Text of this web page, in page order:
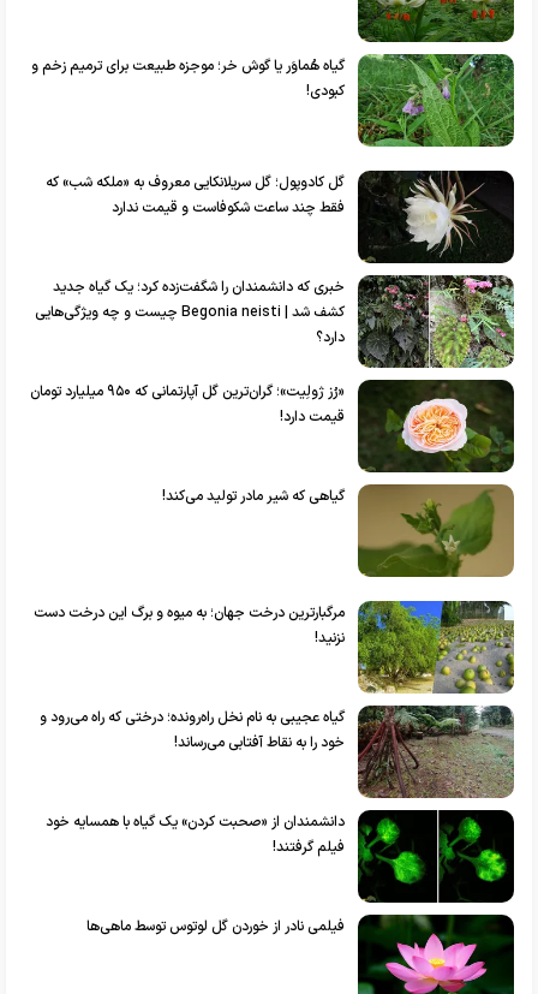
گیاه هُماوَر یا گوش خر؛ موجزه طبیعت برای ترمیم زخم‌ و
کبودی!
گل کادوپول؛ گل سریلانکایی معروف به «ملکه شب» که
فقط چند ساعت شکوفاست و قیمت ندارد
خبری که دانشمندان را شگفت‌زده کرد؛ یک گیاه جدید
کشف شد | Begonia neisti چیست و چه ویژگی‌هایی
دارد؟
«رُز ژولِیت»؛ گران‌ترین گل آپارتمانی که ۹۵۰ میلیارد تومان
قیمت دارد!
گیاهی که شیر مادر تولید می‌کند!
مرگبارترین درخت جهان؛ به میوه و برگ این درخت دست
نزنید!
گیاه عجیبی به نام نخل راه‌رونده؛ درختی که راه می‌رود و
خود را به نقاط آفتابی می‌رساند!
دانشمندان از «صحبت کردن» یک گیاه با همسایه خود
فیلم گرفتند!
فیلمی نادر از خوردن گل لوتوس توسط ماهی‌ها